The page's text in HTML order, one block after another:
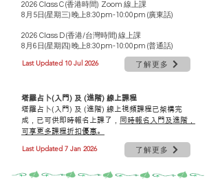
2026 Class C (香港時間) Zoom 線上課
8月5日(星期三) 晚上8:30pm-10:00pm (廣東話)
2026 Class D (香港/台灣時間) 線上課
8月6日(星期四) 晚上8:30pm-10:00pm (普通話)
Last Updated 10 Jul 2026 了解更多
塔羅占卜(入門) 及 (進階) 線上課程
​塔羅占卜(入門) 及 (進階) 線上視頻課程已架構完
成，已可供即時報名上課了， 同時報名入門及進階，
可享更多課程折扣優惠。
Last Updated 7 Jan 2026 了解更多